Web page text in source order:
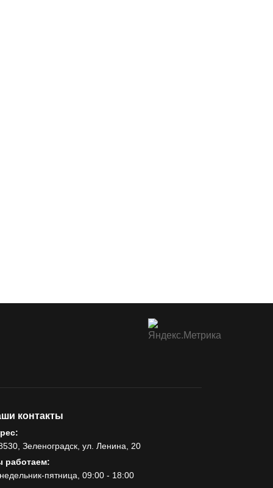
контакты
Зеленоградск, ул. Ленина, 20
работаем:
пятница, 09:00 - 18:00